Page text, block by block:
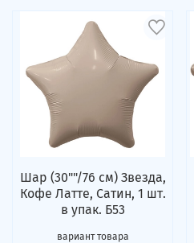
Шар (30""/76 см) Звезда,
Кофе Латте, Сатин, 1 шт.
в упак. Б53
вариант товара